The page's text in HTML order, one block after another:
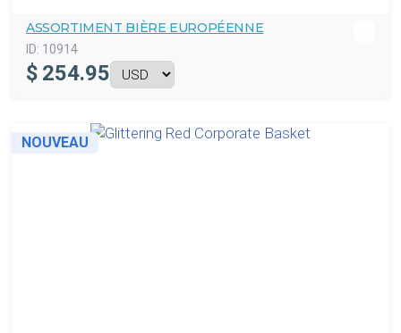
ASSORTIMENT BIÈRE EUROPÉENNE
ID: 10914
$ 254.95
NOUVEAU